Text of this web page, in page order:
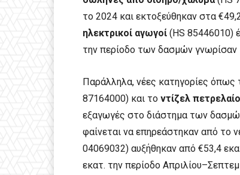
το 2024 και εκτοξεύθηκαν στα
ηλεκτρικοί αγωγοί (HS 85446010)
την περίοδο των δασμών γνωρίσαν
Παράλληλα, νέες κατηγορίες όπως
87164000) και το ντίζελ
εξαγωγές στο διάστημα των
φαίνεται να επηρεάστηκαν από το
04069032) αυξήθηκαν από €53,4
εκατ. την περίοδο